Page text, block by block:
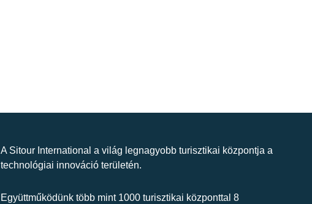
A Sitour International a világ legnagyobb turisztikai központja a
technológiai innováció területén.
Együttműködünk több mint 1000 turisztikai központtal 8